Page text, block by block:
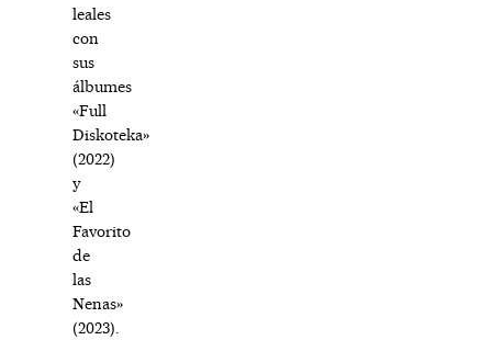
leales
con
sus
álbumes
«Full
Diskoteka»
(2022)
y
«El
Favorito
de
las
Nenas»
(2023).